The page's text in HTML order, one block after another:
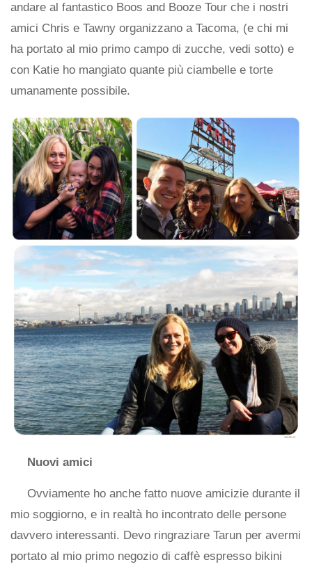
andare al fantastico Boos and Booze Tour che i nostri
amici Chris e Tawny organizzano a Tacoma, (e chi mi
ha portato al mio primo campo di zucche, vedi sotto) e
con Katie ho mangiato quante più ciambelle e torte
umanamente possibile.
Nuovi amici
Ovviamente ho anche fatto nuove amicizie durante il
mio soggiorno, e in realtà ho incontrato delle persone
davvero interessanti. Devo ringraziare Tarun per avermi
portato al mio primo negozio di caffè espresso bikini